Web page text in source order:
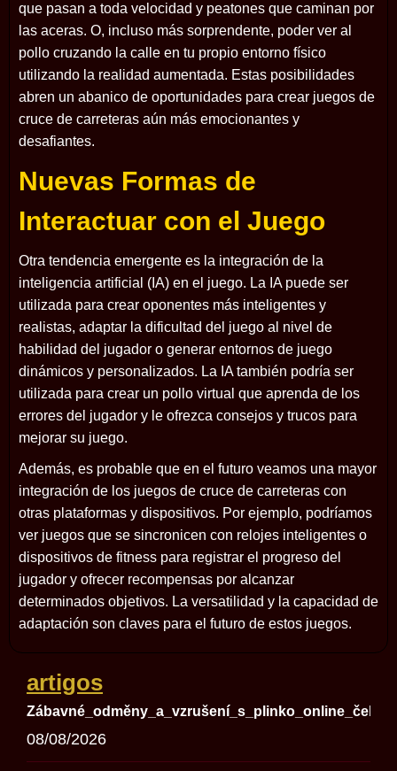
que pasan a toda velocidad y peatones que caminan por
las aceras. O, incluso más sorprendente, poder ver al
pollo cruzando la calle en tu propio entorno físico
utilizando la realidad aumentada. Estas posibilidades
abren un abanico de oportunidades para crear juegos de
cruce de carreteras aún más emocionantes y
desafiantes.
Nuevas Formas de
Interactuar con el Juego
Otra tendencia emergente es la integración de la
inteligencia artificial (IA) en el juego. La IA puede ser
utilizada para crear oponentes más inteligentes y
realistas, adaptar la dificultad del juego al nivel de
habilidad del jugador o generar entornos de juego
dinámicos y personalizados. La IA también podría ser
utilizada para crear un pollo virtual que aprenda de los
errores del jugador y le ofrezca consejos y trucos para
mejorar su juego.
Además, es probable que en el futuro veamos una mayor
integración de los juegos de cruce de carreteras con
otras plataformas y dispositivos. Por ejemplo, podríamos
ver juegos que se sincronicen con relojes inteligentes o
dispositivos de fitness para registrar el progreso del
jugador y ofrecer recompensas por alcanzar
determinados objetivos. La versatilidad y la capacidad de
adaptación son claves para el futuro de estos juegos.
artigos
08/08/2026